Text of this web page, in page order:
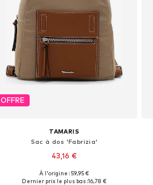
OFFRE
TAMARIS
Sac à dos 'Fabrizia'
43,16 €
+3
Tailles disponibles: One Size
À l'origine : 59,95 €
Dernier prix le plus bas :16,78 €